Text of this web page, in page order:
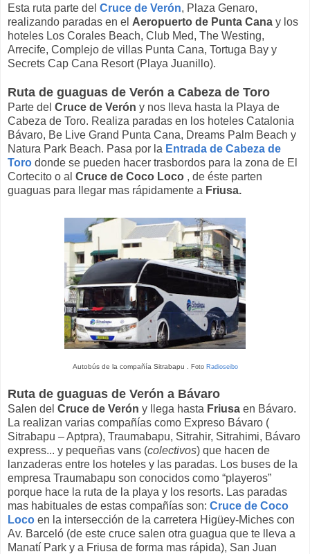
Esta ruta parte del Cruce de Verón, Plaza Genaro,
realizando paradas en el Aeropuerto de Punta Cana y los
hoteles Los Corales Beach, Club Med, The Westing,
Arrecife, Complejo de villas Punta Cana, Tortuga Bay y
Secrets Cap Cana Resort (Playa Juanillo).
Ruta de guaguas de Verón a Cabeza de Toro
Parte del Cruce de Verón y nos lleva hasta la Playa de
Cabeza de Toro. Realiza paradas en los hoteles Catalonia
Bávaro, Be Live Grand Punta Cana, Dreams Palm Beach y
Natura Park Beach. Pasa por la Entrada de Cabeza de
Toro donde se pueden hacer trasbordos para la zona de El
Cortecito o al Cruce de Coco Loco , de éste parten
guaguas para llegar mas rápidamente a Friusa.
Autobús de la compañía Sitrabapu . Foto Radioseibo
Ruta de guaguas de Verón a Bávaro
Salen del Cruce de Verón y llega hasta Friusa en Bávaro.
La realizan varias compañías como Expreso Bávaro (
Sitrabapu – Aptpra), Traumabapu, Sitrahir, Sitrahimi, Bávaro
express... y pequeñas vans (colectivos) que hacen de
lanzaderas entre los hoteles y las paradas. Los buses de la
empresa Traumabapu son conocidos como “playeros”
porque hace la ruta de la playa y los resorts. Las paradas
mas habituales de estas compañías son: Cruce de Coco
Loco en la intersección de la carretera Higüey-Miches con
Av. Barceló (de este cruce salen otra guagua que te lleva a
Manatí Park y a Friusa de forma mas rápida), San Juan